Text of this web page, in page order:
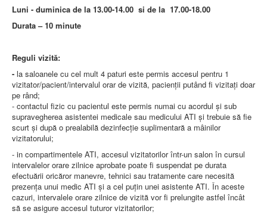
Luni - duminica de la 13.00-14.00 si de la 17.00-18.00
Durata – 10 minute
Reguli vizită:
- la saloanele cu cel mult 4 paturi este permis accesul pentru 1
vizitator/pacient/intervalul orar de vizită, pacienţii putând fi vizitaţi doar
pe rând;
- contactul fizic cu pacientul este permis numai cu acordul şi sub
supravegherea asistentei medicale sau medicului ATI şi trebuie să fie
scurt şi după o prealabilă dezinfecţie suplimentară a mâinilor
vizitatorului;
- in compartimentele ATI, accesul vizitatorilor într-un salon în cursul
intervalelor orare zilnice aprobate poate fi suspendat pe durata
efectuării oricăror manevre, tehnici sau tratamente care necesită
prezenţa unui medic ATI şi a cel puţin unei asistente ATI. În aceste
cazuri, intervalele orare zilnice de vizită vor fi prelungite astfel încât
să se asigure accesul tuturor vizitatorilor;